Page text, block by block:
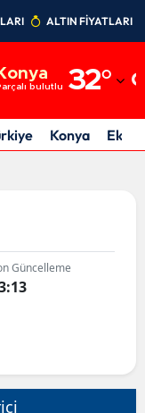
ALTIN FİYATLARI
bulutlu 32°
Adıyaman
Afyonkarahisar
Antalya
Konya
Güncelleme